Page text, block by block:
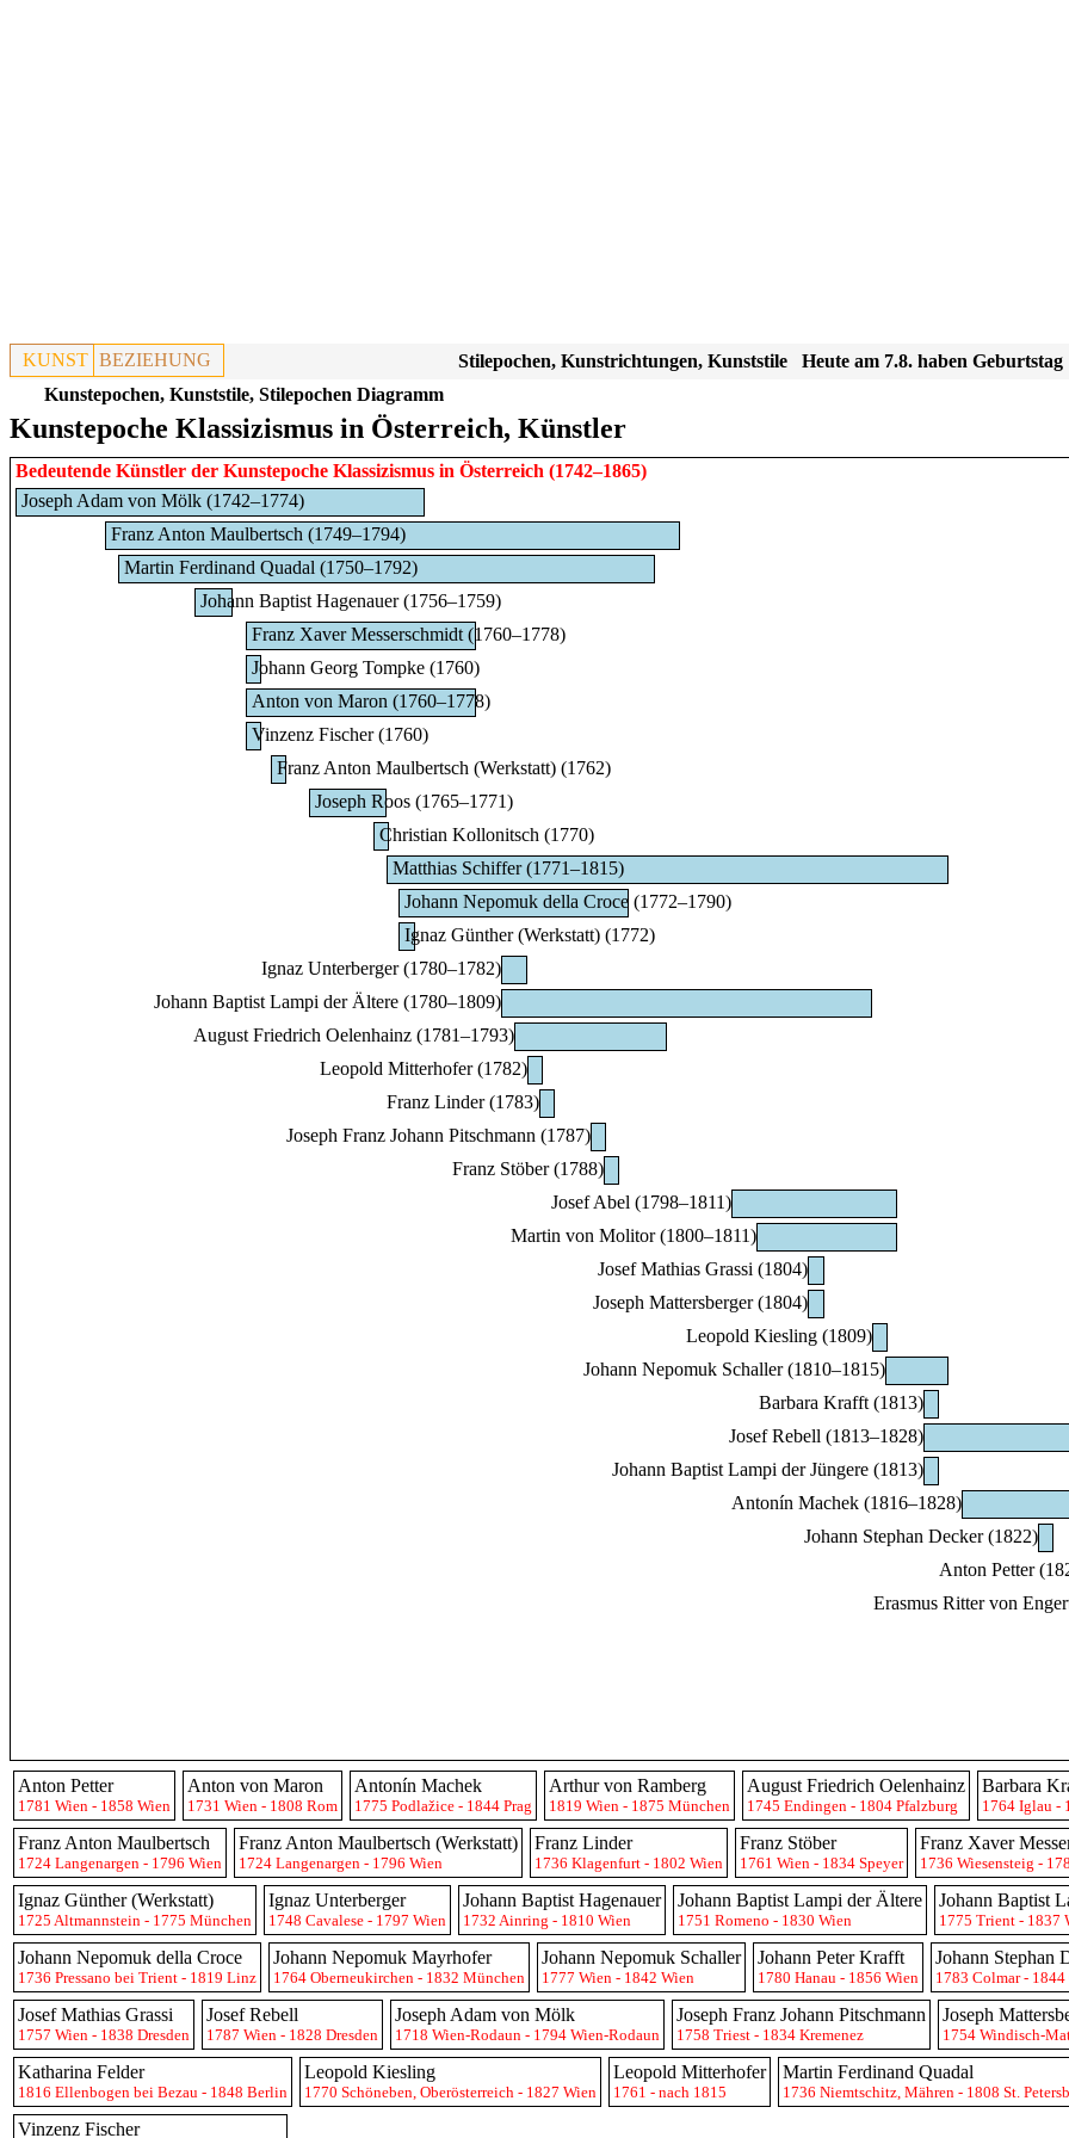
KUNST BEZIEHUNG Heute am 7.8. haben Geburtstag
Stilepochen, Kunstrichtungen, Kunststile
Kunstepochen, Kunststile, Stilepochen Diagramm
Kunstepoche Klassizismus in Österreich, Künstler
Bedeutende Künstler der Kunstepoche Klassizismus in Österreich (1742–1865)
Joseph Adam von Mölk (1742–1774)
Franz Anton Maulbertsch (1749–1794)
Martin Ferdinand Quadal (1750–1792)
Johann Baptist Hagenauer (1756–1759)
Franz Xaver Messerschmidt (1760–1778)
Johann Georg Tompke (1760)
Anton von Maron (1760–1778)
Vinzenz Fischer (1760)
Franz Anton Maulbertsch (Werkstatt) (1762)
Joseph Roos (1765–1771)
Christian Kollonitsch (1770)
Matthias Schiffer (1771–1815)
Johann Nepomuk della Croce (1772–1790)
Ignaz Günther (Werkstatt) (1772)
Ignaz Unterberger (1780–1782)
Johann Baptist Lampi der Ältere (1780–1809)
August Friedrich Oelenhainz (1781–1793)
Leopold Mitterhofer (1782)
Franz Linder (1783)
Joseph Franz Johann Pitschmann (1787)
Franz Stöber (1788)
Josef Abel (1798–1811)
Martin von Molitor (1800–1811)
Josef Mathias Grassi (1804)
Joseph Mattersberger (1804)
Leopold Kiesling (1809)
Johann Nepomuk Schaller (1810–1815)
Barbara Krafft (1813)
Josef Rebell (1813–1828)
Johann Baptist Lampi der Jüngere (1813)
Antonín Machek (1816–1828)
Johann Stephan Decker (1822)
Anton Petter
Erasmus Ritter von
Anton Petter
1781 Wien - 1858 Wien
Anton von Maron
1731 Wien - 1808 Rom
Antonín Machek
1775 Podlažice - 1844 Prag
Arthur von Ramberg
1819 Wien - 1875 München
August Friedrich Oelenhainz
1745 Endingen - 1804 Pfalzburg
Barbara
1764 Iglau -
Franz Anton Maulbertsch
1724 Langenargen - 1796 Wien
Franz Anton Maulbertsch (Werkstatt)
1724 Langenargen - 1796 Wien
Franz Linder
1736 Klagenfurt - 1802 Wien
Franz Stöber
1761 Wien - 1834 Speyer
Franz Xaver
1736 Wiesensteig -
Ignaz Günther (Werkstatt)
1725 Altmannstein - 1775 München
Ignaz Unterberger
1748 Cavalese - 1797 Wien
Johann Baptist Hagenauer
1732 Ainring - 1810 Wien
Johann Baptist Lampi der Ältere
1751 Romeno - 1830 Wien
Johann Baptist
1775 Trient - 1837
Johann Nepomuk della Croce
1736 Pressano bei Trient - 1819 Linz
Johann Nepomuk Mayrhofer
1764 Oberneukirchen - 1832 München
Johann Nepomuk Schaller
1777 Wien - 1842 Wien
Johann Peter Krafft
1780 Hanau - 1856 Wien
Johann Stephan
1783 Colmar -
Josef Mathias Grassi
1757 Wien - 1838 Dresden
Josef Rebell
1787 Wien - 1828 Dresden
Joseph Adam von Mölk
1718 Wien-Rodaun - 1794 Wien-Rodaun
Joseph Franz Johann Pitschmann
1758 Triest - 1834 Kremenez
Joseph
1754 Windisch-
Katharina Felder
1816 Ellenbogen bei Bezau - 1848 Berlin
Leopold Kiesling
1770 Schöneben, Oberösterreich - 1827 Wien
Leopold Mitterhofer
1761 - nach 1815
Martin Ferdinand Quadal
1736 Niemtschitz, Mähren - 1808 St.
Vinzenz Fischer